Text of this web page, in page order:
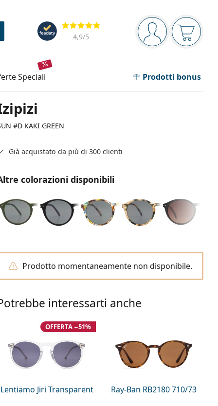
Barra di navigazione
sei connesso
Il
Valutazione
4,9/5
speciali Prodotti bonus
#D KAKI GREEN
Già acquistato da più di 300 clienti
colorazioni disponibili
Prodotto momentaneamente non disponibile.
interessarti anche
Lentiamo Jiri Transparent
OFFERTA −51%
Ray-Ban RB2180 710/73